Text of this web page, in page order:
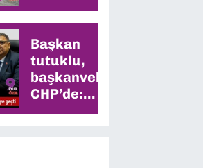
Başkan
tutuklu,
başkanvekili
CHP’de:
Meclis